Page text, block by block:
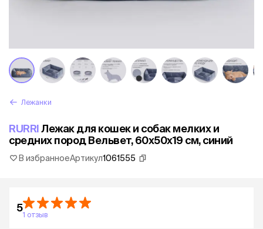
Лежанки
RURRIЛежак для кошек и собак мелких и
средних пород Вельвет, 60х50х19 см, синий
В избранноеАртикул1061555
5
1 отзыв